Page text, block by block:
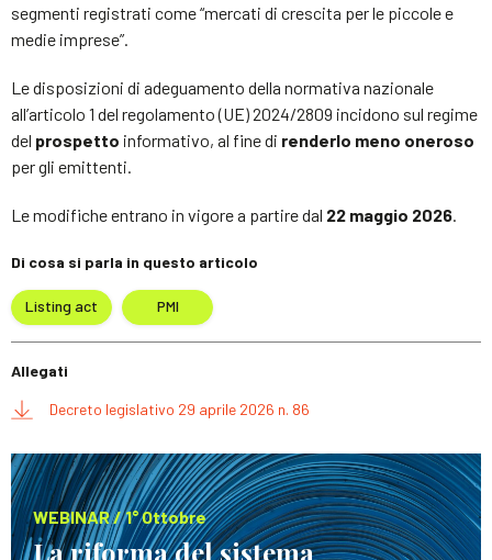
segmenti registrati come “mercati di crescita per le piccole e
medie imprese”.
Le disposizioni di adeguamento della normativa nazionale
all’articolo 1 del regolamento (UE) 2024/2809 incidono sul regime
del prospetto informativo, al fine di renderlo meno oneroso
per gli emittenti.
Le modifiche entrano in vigore a partire dal 22 maggio 2026.
Di cosa si parla in questo articolo
Listing act PMI
Allegati
Decreto legislativo 29 aprile 2026 n. 86
WEBINAR / 1° Ottobre
La riforma del sistema